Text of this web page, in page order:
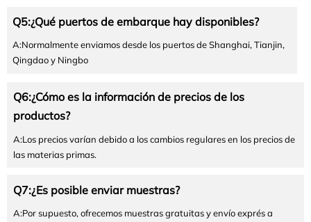
Q5:¿Qué puertos de embarque hay disponibles?
A:Normalmente enviamos desde los puertos de Shanghai, Tianjin,
Qingdao y Ningbo
Q6:¿Cómo es la información de precios de los
productos?
A:Los precios varían debido a los cambios regulares en los precios de
las materias primas.
Q7:¿Es posible enviar muestras?
A:Por supuesto, ofrecemos muestras gratuitas y envío exprés a